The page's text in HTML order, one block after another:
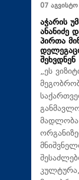
07
აჭარის
ანანიძე
პირთა
შეხვდნენ
„ეს
მადლობა